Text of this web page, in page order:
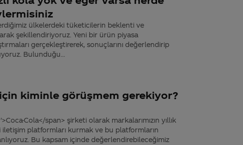
ülkelerdeki tüketicilerin beklenti ve
şekillendiriyoruz. Yeni bir ürün piyasa
gerçekleştirerek, sonuçlarını değerlendirip
Bulunduğu...
kiminle görüşmem gerekiyor?
Cola</span> şirketi olarak markalarımızın yıllık
platformları kurmak ve bu platformların
Bu kapsam içinde değerlendirebileceğimiz